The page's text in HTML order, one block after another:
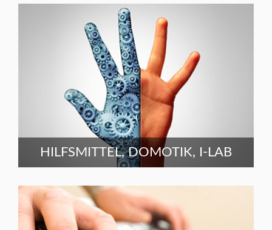
HILFSMITTEL, DOMOTIK, I-LAB